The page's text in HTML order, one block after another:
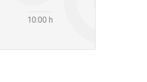
10:00 h